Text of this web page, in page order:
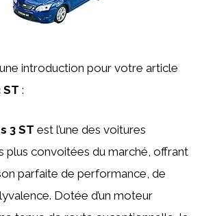
introduction pour votre article
ST :
3 ST est l’une des voitures
plus convoitées du marché, offrant
parfaite de performance, de
Dotée d’un moteur